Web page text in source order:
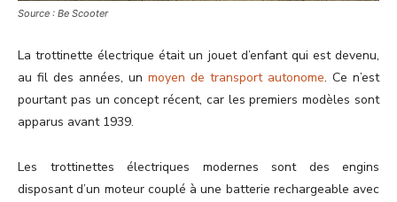
Source : Be Scooter
La trottinette électrique était un jouet d’enfant qui est devenu,
au fil des années, un moyen de transport autonome. Ce n’est
pourtant pas un concept récent, car les premiers modèles sont
apparus avant 1939.
Les trottinettes électriques modernes sont des engins
disposant d’un moteur couplé à une batterie rechargeable avec